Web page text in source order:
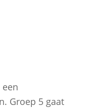
Groep 5 gaat